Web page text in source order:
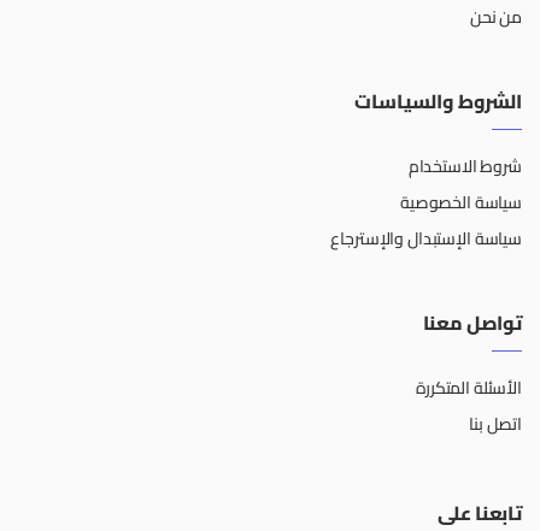
من نحن
الشروط والسياسات
شروط الاستخدام
سياسة الخصوصية
سياسة الإستبدال والإسترجاع
تواصل معنا
الأسئلة المتكررة
اتصل بنا
تابعنا على